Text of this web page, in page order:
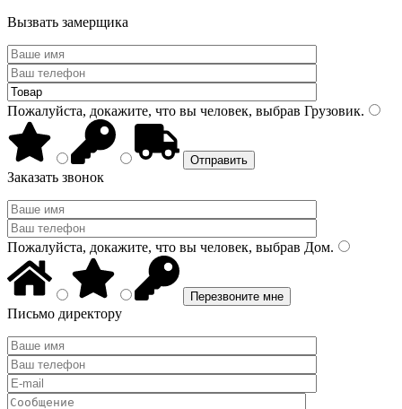
Вызвать замерщика
Пожалуйста, докажите, что вы человек, выбрав Грузовик.
Заказать звонок
Пожалуйста, докажите, что вы человек, выбрав Дом.
Письмо директору